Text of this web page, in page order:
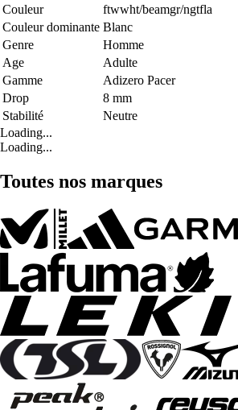
Couleur
ftwwht/beamgr/ngtfla
Couleur dominante Blanc
Genre
Homme
Age
Adulte
Gamme
Adizero Pacer
Drop
8 mm
Stabilité
Neutre
Loading...
Loading...
Toutes nos marques